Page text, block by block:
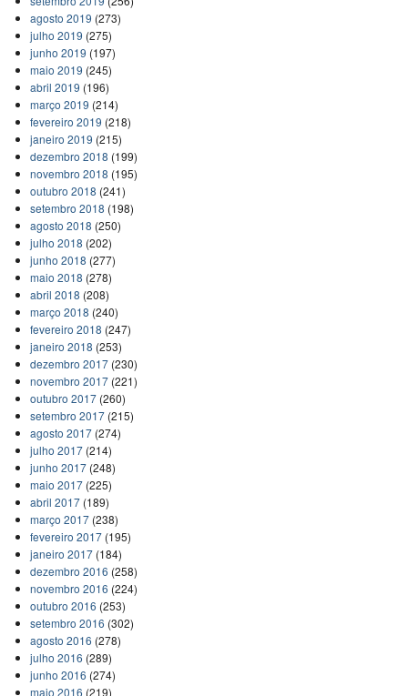
agosto 2019 (273)
julho 2019 (275)
junho 2019 (197)
maio 2019 (245)
abril 2019 (196)
março 2019 (214)
fevereiro 2019 (218)
janeiro 2019 (215)
dezembro 2018 (199)
novembro 2018 (195)
outubro 2018 (241)
setembro 2018 (198)
agosto 2018 (250)
julho 2018 (202)
junho 2018 (277)
maio 2018 (278)
abril 2018 (208)
março 2018 (240)
fevereiro 2018 (247)
janeiro 2018 (253)
dezembro 2017(230)
novembro 2017(221)
outubro 2017(260)
setembro 2017(215)
agosto 2017(274)
julho 2017(214)
junho 2017(248)
maio 2017(225)
abril 2017(189)
março 2017(238)
fevereiro 2017(195)
janeiro 2017(184)
dezembro 2016 (258)
novembro 2016 (224)
outubro 2016 (253)
setembro 2016 (302)
agosto 2016 (278)
julho 2016 (289)
junho 2016 (274)
maio 2016 (219)